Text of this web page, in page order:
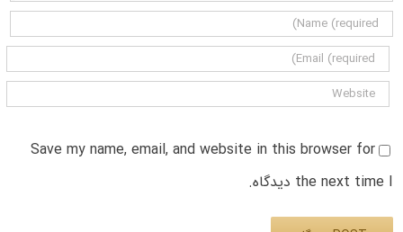
Save my name, email, and website in this browser for
the next time I دیدگاه.